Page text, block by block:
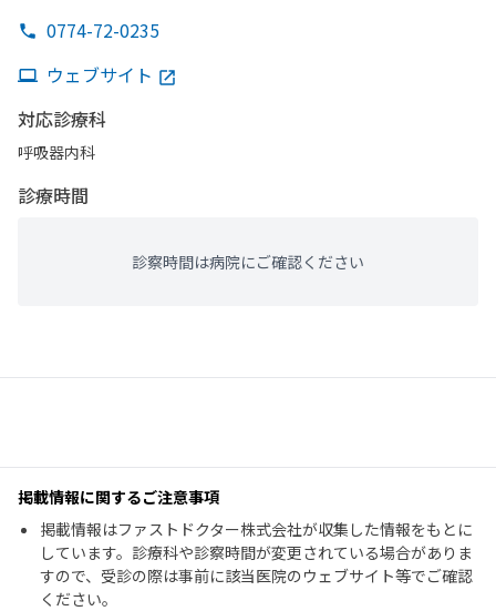
0774-72-0235
ウェブサイト
対応診療科
呼吸器内科
診療時間
診察時間は病院にご確認ください
掲載情報に関するご注意事項
掲載情報はファストドクター株式会社が収集した情報をもとに
しています。診療科や診察時間が変更されている場合がありま
すので、受診の際は事前に該当医院のウェブサイト等でご確認
ください。